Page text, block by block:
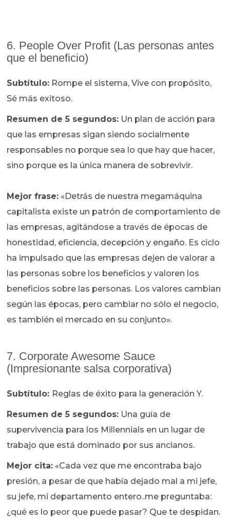
6. People Over Profit (Las personas antes
que el beneficio)
Subtítulo: Rompe el sistema, Vive con propósito,
Sé más exitoso.
Resumen de 5 segundos: Un plan de acción para
que las empresas sigan siendo socialmente
responsables no porque sea lo que hay que hacer,
sino porque es la única manera de sobrevivir.
Mejor frase: «Detrás de nuestra megamáquina
capitalista existe un patrón de comportamiento de
las empresas, agitándose a través de épocas de
honestidad, eficiencia, decepción y engaño. Es ciclo
ha impulsado que las empresas dejen de valorar a
las personas sobre los beneficios y valoren los
beneficios sobre las personas. Los valores cambian
según las épocas, pero cambiar no sólo el negocio,
es también el mercado en su conjunto».
7. Corporate Awesome Sauce
(Impresionante salsa corporativa)
Subtítulo: Reglas de éxito para la generación Y.
Resumen de 5 segundos: Una guía de
supervivencia para los Millennials en un lugar de
trabajo que está dominado por sus ancianos.
Mejor cita: «Cada vez que me encontraba bajo
presión, a pesar de que había dejado mal a mi jefe,
su jefe, mi departamento entero..me preguntaba:
¿qué es lo peor que puede pasar? Que te despidan.